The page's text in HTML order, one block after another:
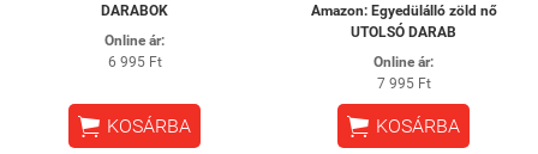
DARABOK
Online ár:
6 995 Ft
 KOSÁRBA
Amazon: ​Egyedülálló zöld nő
UTOLSÓ DARAB
Online ár:
7 995 Ft
 KOSÁRBA